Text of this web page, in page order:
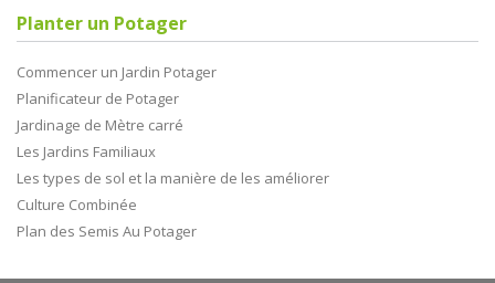
Planter un Potager
Commencer un Jardin Potager
Planificateur de Potager
Jardinage de Mètre carré
Les Jardins Familiaux
Les types de sol et la manière de les améliorer
Culture Combinée
Plan des Semis Au Potager